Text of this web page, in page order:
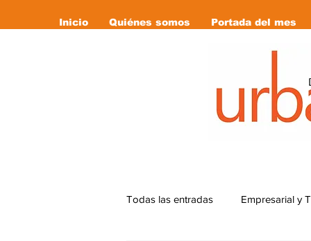
Inicio Quiénes somos Portada del mes
Todas las entradas Empresarial y